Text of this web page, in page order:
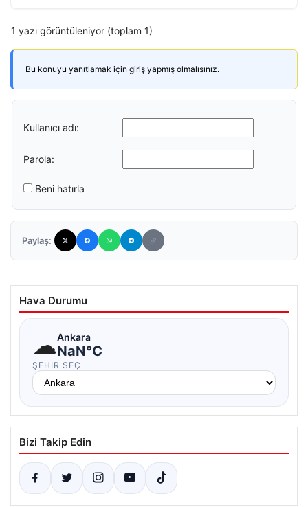
1 yazı görüntüleniyor (toplam 1)
Bu konuyu yanıtlamak için giriş yapmış olmalısınız.
Kullanıcı adı:
Parola:
Beni hatırla
Paylaş:
Hava Durumu
☁Ankara
NaN°C
ŞEHIR SEÇ
Bizi Takip Edin